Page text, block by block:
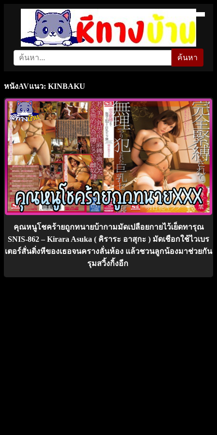
ค้นหา
หนังAVแนว: KINBAKU
คุณหนูโชคร้ายถูกทนายบ้ากามมัดเปลือยกายไว้เย็ดทารุณ
SNIS-862 – Kirara Asuka ( คิราระ อาสุกะ ) มัดเชือกใช้ไวเบร
เตอร์สั่นติ่งหีของเธอจนครางลั่นห้อง แล้วชวนลูกน้องมาช่วยกัน
รุมสวิ้งกิ้งอีก